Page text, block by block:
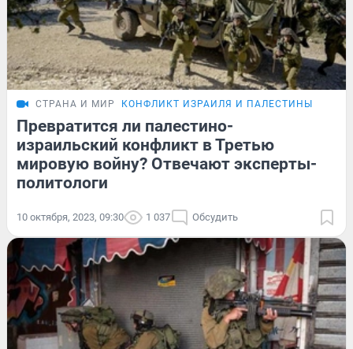
СТРАНА И МИР КОНФЛИКТ ИЗРАИЛЯ И ПАЛЕСТИНЫ
Превратится ли палестино-
израильский конфликт в Третью
мировую войну? Отвечают эксперты-
политологи
10 октября, 2023, 09:30 1 037 Обсудить